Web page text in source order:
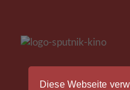
Diese Webseite